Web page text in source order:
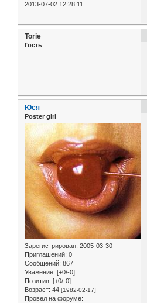
2013-07-02 12:28:11
Torie
Гость
Юся
Poster girl
Зарегистрирован: 2005-03-30
Приглашений: 0
Сообщений: 867
Уважение: [+0/-0]
Позитив: [+0/-0]
Возраст: 44 [1982-02-17]
Провел на форуме: